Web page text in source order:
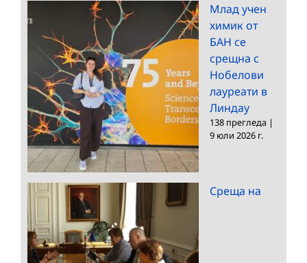
Млад учен
химик от
БАН се
срещна с
Нобелови
лауреати в
Линдау
138 прегледа |
9 юли 2026 г.
Среща на